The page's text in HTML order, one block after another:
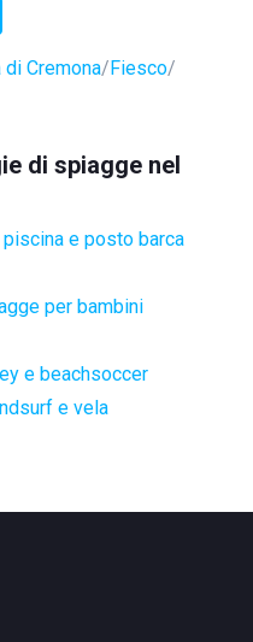
di Cremona Fiesco
di spiagge nel
e posto barca
per bambini
e beachsoccer
e vela